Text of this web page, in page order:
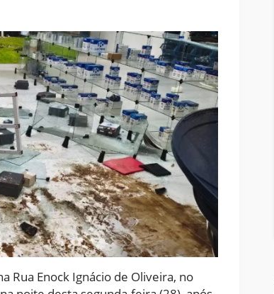
Rua Enock Ignácio de Oliveira, no